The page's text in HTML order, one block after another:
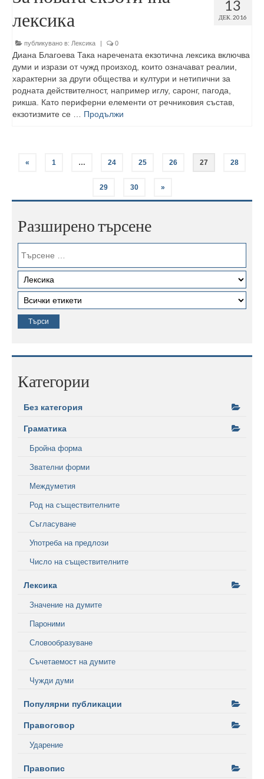
13
ДЕК. 2016
лексика
публикувано в: Лексика | 0
Диана Благоева Така наречената екзотична лексика включва
думи и изрази от чужд произход, които означават реалии,
характерни за други общества и култури и нетипични за
родната действителност, например иглу, саронг, пагода,
рикша. Като периферни елементи от речниковия състав,
екзотизмите се … Продължи
« 1 … 24 25 26 27 28
29 30 »
Разширено търсене
Категории
Без категория
Граматика
Бройна форма
Звателни форми
Междуметия
Род на съществителните
Съгласуване
Употреба на предлози
Число на съществителните
Лексика
Значение на думите
Пароними
Словообразуване
Съчетаемост на думите
Чужди думи
Популярни публикации
Правоговор
Ударение
Правопис